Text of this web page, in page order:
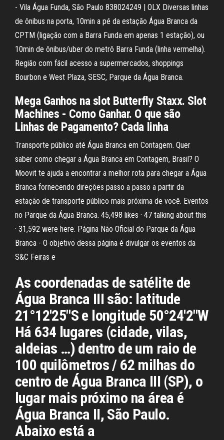
- Vila Água Funda, São Paulo 838024249 | OLX Diversas linhas
de ônibus na porta, 10min a pé da estação Água Branca da
CPTM (ligação com a Barra Funda em apenas 1 estação), ou
10min de ônibus/uber do metrô Barra Funda (linha vermelha).
Região com fácil acesso a supermercados, shoppings
Bourbon e West Plaza, SESC, Parque da Água Branca.
Mega Ganhos na slot Butterfly Staxx. Slot
Machines - Como Ganhar. O que são
Linhas de Pagamento? Cada linha
Transporte público até Água Branca em Contagem. Quer
saber como chegar a Água Branca em Contagem, Brasil? O
Moovit te ajuda a encontrar a melhor rota para chegar a Água
Branca fornecendo direções passo a passo a partir da
estação de transporte público mais próxima de você. Eventos
no Parque da Água Branca. 45,498 likes · 47 talking about this
· 31,592 were here. Página Não Oficial do Parque da Água
Branca - O objetivo dessa página é divulgar os eventos da
S&C Feiras e
As coordenadas de satélite de
Água Branca III são: latitude
21°12'25"S e longitude 50°24'2"W
Há 634 lugares (cidade, vilas,
aldeias …) dentro de um raio de
100 quilômetros / 62 milhas do
centro de Água Branca III (SP), o
lugar mais próximo na área é
Água Branca II, São Paulo.
Abaixo está a